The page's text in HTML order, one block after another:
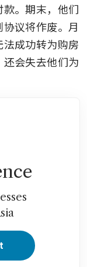
。期末，他们
议将作废。月
成功转为购房
会失去他们为